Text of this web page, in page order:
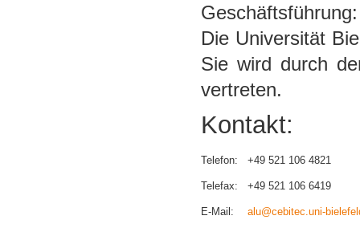
Die Universität
Sie wird durch
vertreten.
Kontakt:
Telefon: +49 521 106 4821
Telefax: +49 521 106 6419
E-Mail: alu@cebitec.uni-